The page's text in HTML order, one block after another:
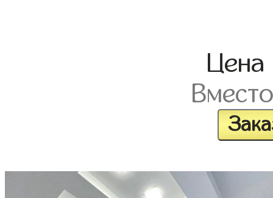
Цена
Вместо